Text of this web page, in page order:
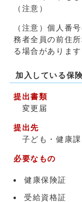
（注意）
（注意）個人番
務者全員の前住
る場合があります
加入している保
提出書類
変更届
提出先
子ども・健康
必要なもの
健康保険証
受給資格証